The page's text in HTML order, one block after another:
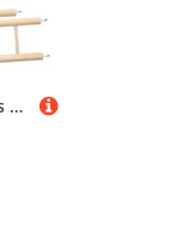
HOODANCOS 6 Stück Teiliges Vogelkäfig Holzleiter für Papageien und Wellensittiche Bunte Kletterleiter Installieren Fördert Motorik und Spielspaß Geeignet für Kleine bis Mittelgroße Vögel